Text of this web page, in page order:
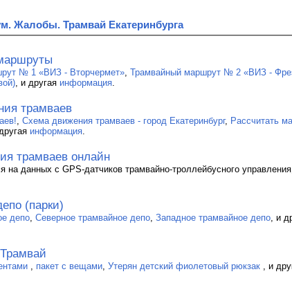
Жалобы. Трамвай Екатеринбурга
№ 1 «ВИЗ - Вторчермет» Трамвайный маршрут № 2 «ВИЗ -
, и другая информация
трамваев
Схема движения трамваев - город Екатеринбург, Рассчитать
информация
трамваев онлайн
на данных с GPS-датчиков трамвайно-троллейбусного
(парки)
депо Северное трамвайное депо Западное трамвайное депо , и
пакет с вещами Утерян детский фиолетовый рюкзак , и